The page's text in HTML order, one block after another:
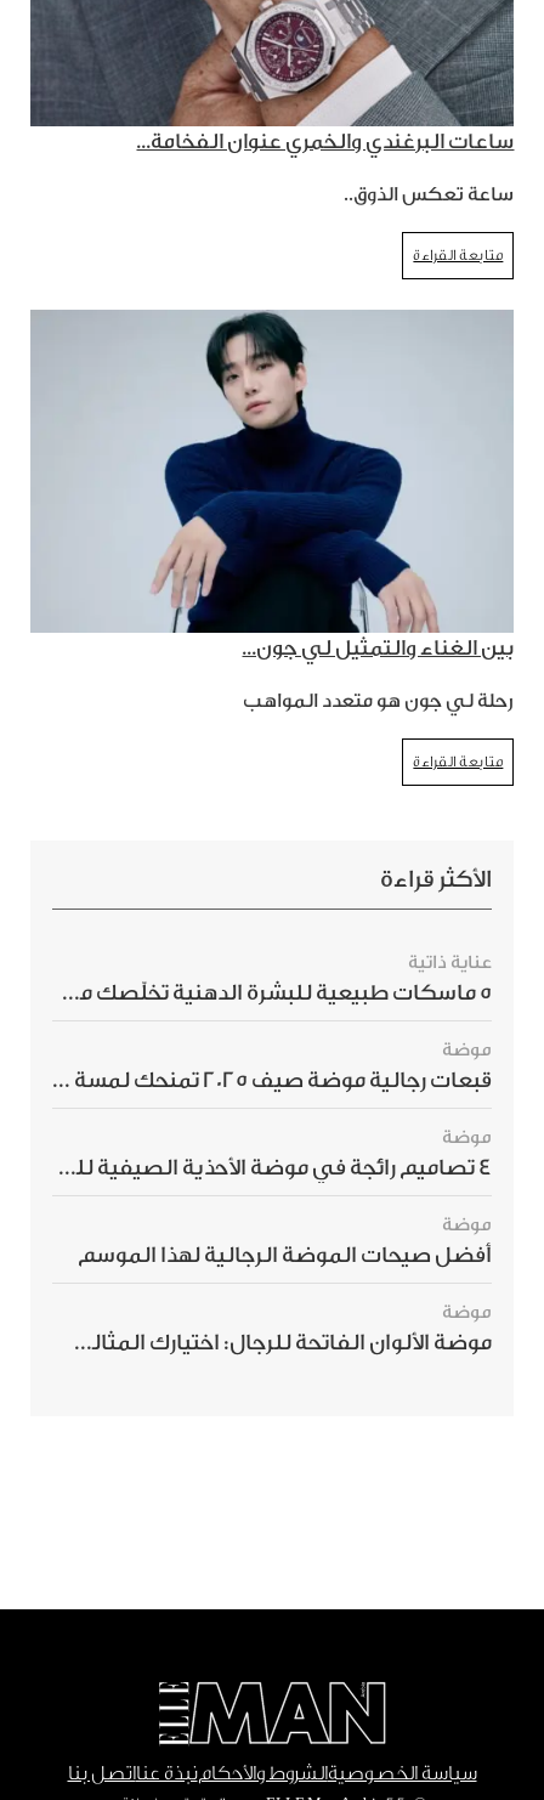
ساعات البرغندي والخمري عنوان الفخامة...
ساعة تعكس الذوق..
متابعة القراءة
بين الغناء والتمثيل لي جون...
رحلة لي جون هو متعدد المواهب
متابعة القراءة
الأكثر قراءة
عناية ذاتية
5 ماسكات طبيعية للبشرة الدهنية تخلّصك من الحبوب بسرعة
موضة
قبعات رجالية موضة صيف 2025 تمنحك لمسة أناقة استثنائية
موضة
4 تصاميم رائجة في موضة الأحذية الصيفية للرجال هذا الموسم
موضة
أفضل صيحات الموضة الرجالية لهذا الموسم
موضة
موضة الألوان الفاتحة للرجال: اختيارك المثالي لإطلالة صيفية مبهرة
سياسة الخصوصيةالشروط والأحكامنبذة عنااتصل بنا